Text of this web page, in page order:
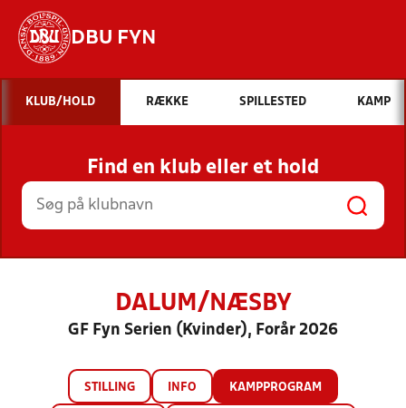
DBU FYN
Hvad vil du søge efter?
INDHOLD OG NYHEDER
STILLINGER, RESULTATER, KLUBBER OG
HOLD
KLUB/HOLD RÆKKE SPILLESTED KAMP
Find en klub eller et hold
DALUM/NÆSBY
GF Fyn Serien (Kvinder), Forår 2026
STILLING INFO KAMPPROGRAM